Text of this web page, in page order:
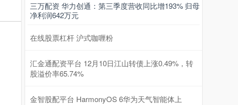
三万配资 华力创通：第三季度营收同比增193% 归母
净利润642万元
在线股票杠杆 沪式咖喱粉
汇金通配资平台 12月10日江山转债上涨0.49%，转
股溢价率65.74%
金智股配平台 HarmonyOS 6华为天气智能体上